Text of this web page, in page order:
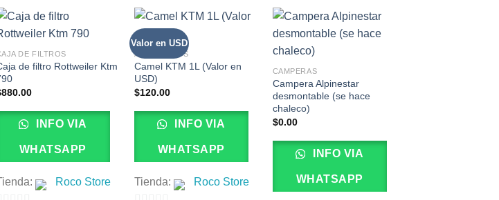
de
5
DE FILTROS
de filtro Rottweiler Ktm
880.00
INFO VIA
WHATSAPP
Roco Store
Valor en USD
ACCESORIOS
Camel KTM 1L (Valor en
USD)
$120.00
INFO VIA
WHATSAPP
Tienda: Roco Store
CAMPERAS
Campera Alpinestar
desmontable (se hace
chaleco)
$0.00
INFO VIA
WHATSAPP